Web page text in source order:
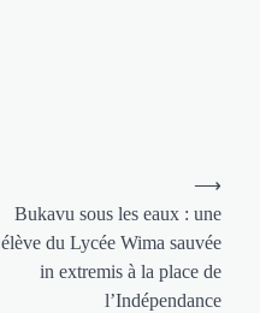
Bukavu sous les eaux : une
élève du Lycée Wima sauvée
in extremis à la place de
l’Indépendance
⟶